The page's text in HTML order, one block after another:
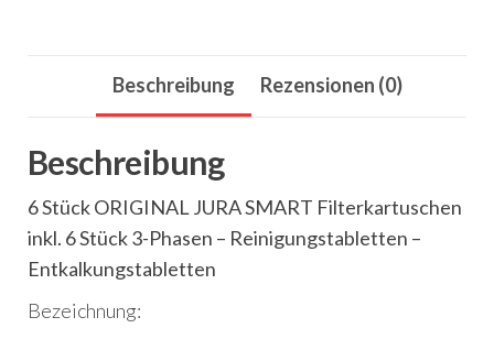
inkl.
6
Stück
3-
Reinigungstabletten
Beschreibung Rezensionen (0)
Beschreibung
6 Stück ORIGINAL JURA SMART Filterkartuschen
inkl. 6 Stück 3-Phasen – Reinigungstabletten –
Entkalkungstabletten
Bezeichnung: